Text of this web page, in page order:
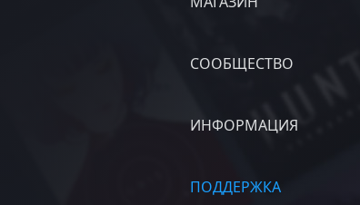
СООБЩЕСТВО
ИНФОРМАЦИЯ
ПОДДЕРЖКА